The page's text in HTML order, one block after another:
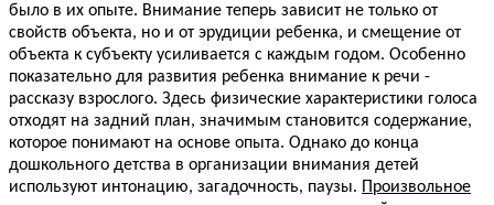
было в их опыте. Внимание теперь зависит не только от
свойств объекта, но и от эрудиции ребенка, и смещение от
объекта к субъекту усиливается с каждым годом. Особенно
показательно для развития ребенка внимание к речи -
рассказу взрослого. Здесь физические характеристики голоса
отходят на задний план, значимым становится содержание,
которое понимают на основе опыта. Однако до конца
дошкольного детства в организации внимания детей
используют интонацию, загадочность, паузы. Произвольное